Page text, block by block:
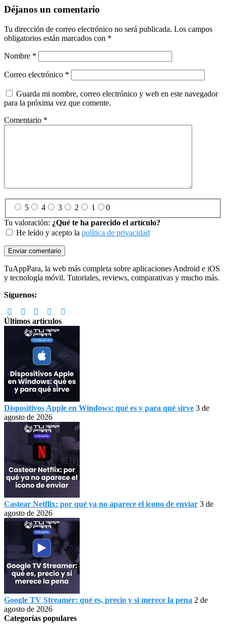
Déjanos un comentario
Tu dirección de correo electrónico no será publicada. Los campos
obligatorios están marcados con *
Nombre *
Correo electrónico *
Guarda mi nombre, correo electrónico y web en este navegador
para la próxima vez que comente.
Comentario *
5 4 3 2 1
0
Tu valoración: ¿Qué te ha parecido el artículo?
He leído y acepto la política de privacidad
Footer
TuAppPara, la web más completa sobre aplicaciones Android e iOS
y tecnología móvil. Tutoriales, reviews, comparativas y mucho más.
Síguenos:
Últimos artículos
Dispositivos Apple en Windows: qué es y para qué sirve 3 de
agosto de 2026
Castear Netflix: por qué ya no aparece el icono de enviar 3 de
agosto de 2026
Google TV Streamer: qué es, precio y si merece la pena 2 de
agosto de 2026
Categorías populares